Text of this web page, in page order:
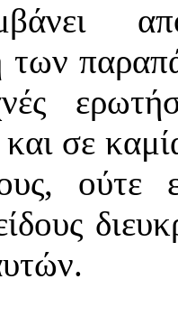
των
σε
ούτε